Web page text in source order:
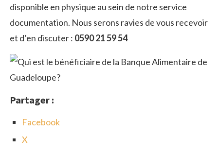
disponible en physique au sein de notre service
documentation. Nous serons ravies de vous recevoir
et d’en discuter : 0590 21 59 54
Partager :
Facebook
X